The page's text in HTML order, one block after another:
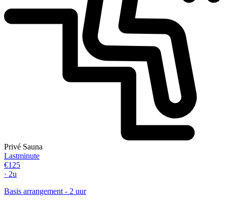
Privé Sauna
Lastminute
€125
· 2u
Basis arrangement - 2 uur